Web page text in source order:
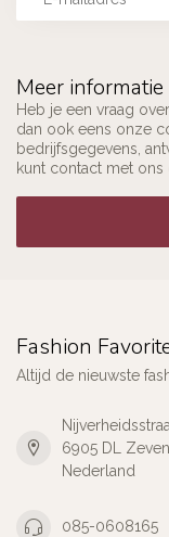
Meer informatie
Heb je een vraag
dan ook eens onze
bedrijfsgegevens,
kunt contact met ons
Fashion
Altijd de nieuwste
6905 DL
Nederland
085-0608165